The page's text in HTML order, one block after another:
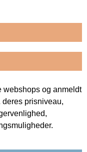
og anmeldt
deres prisniveau,